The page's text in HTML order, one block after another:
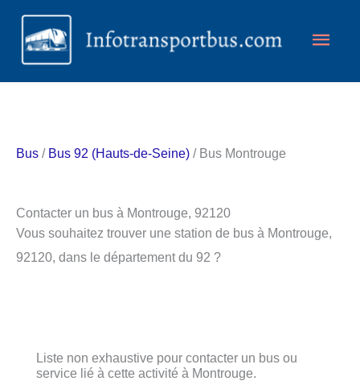
Aller
contenu
Bus / Bus 92 (Hauts-de-Seine) / Bus Montrouge
Contacter un bus à Montrouge, 92120
Vous souhaitez trouver une station de bus à Montrouge,
92120, dans le département du 92 ?
Liste non exhaustive pour contacter un bus ou
service lié à cette activité à Montrouge.